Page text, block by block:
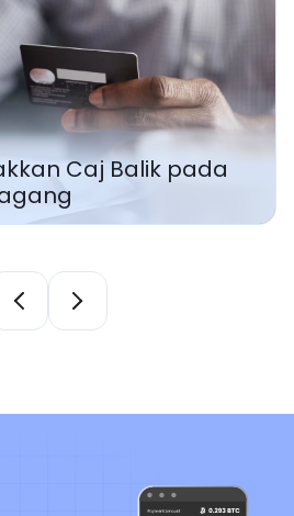
Kegagalan
Secara Kekal di
dagang Anda